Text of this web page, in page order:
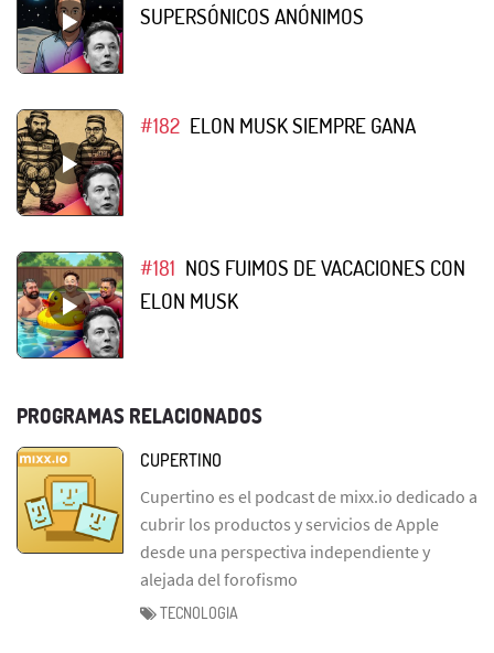
SUPERSÓNICOS ANÓNIMOS
#182 ELON MUSK SIEMPRE GANA
#181 NOS FUIMOS DE VACACIONES CON
ELON MUSK
PROGRAMAS RELACIONADOS
CUPERTINO
Cupertino es el podcast de mixx.io dedicado a
cubrir los productos y servicios de Apple
desde una perspectiva independiente y
alejada del forofismo
TECNOLOGIA